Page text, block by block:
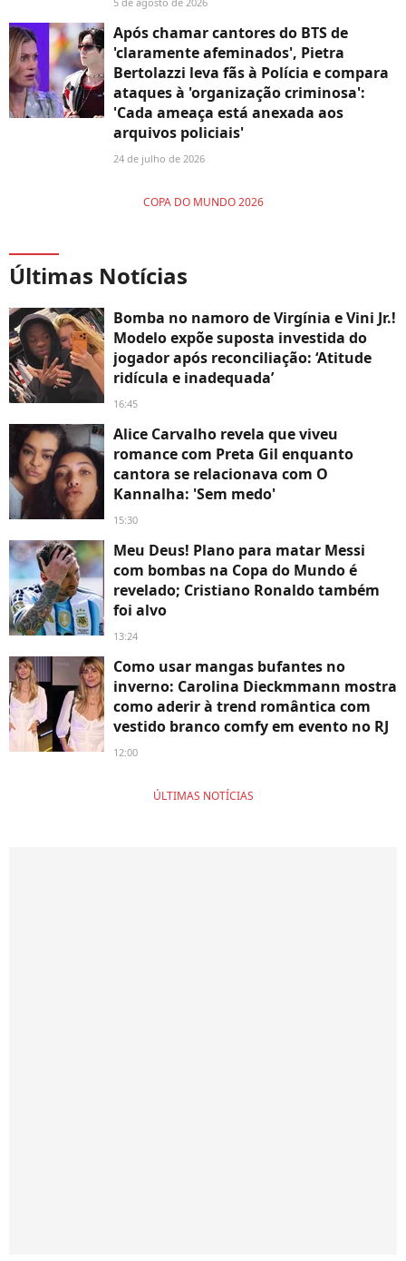
Após chamar cantores do BTS de
'claramente afeminados', Pietra
Bertolazzi leva fãs à Polícia e compara
ataques à 'organização criminosa':
'Cada ameaça está anexada aos
arquivos policiais'
24 de julho de 2026
COPA DO MUNDO 2026
Últimas Notícias
Bomba no namoro de Virgínia e Vini Jr.!
Modelo expõe suposta investida do
jogador após reconciliação: ‘Atitude
ridícula e inadequada’
16:45
Alice Carvalho revela que viveu
romance com Preta Gil enquanto
cantora se relacionava com O
Kannalha: 'Sem medo'
15:30
Meu Deus! Plano para matar Messi
com bombas na Copa do Mundo é
revelado; Cristiano Ronaldo também
foi alvo
13:24
Como usar mangas bufantes no
inverno: Carolina Dieckmmann mostra
como aderir à trend romântica com
vestido branco comfy em evento no RJ
12:00
ÚLTIMAS NOTÍCIAS